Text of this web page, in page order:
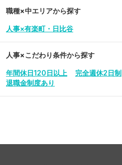
職種×中エリアから探す
人事×有楽町・日比谷
人事×こだわり条件から探す
年間休日120日以上 完全週休2日制
退職金制度あり